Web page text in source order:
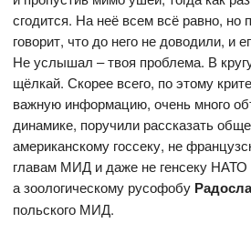
сгодится. На неё всем всё равно, но
говорит, что до него не доводили, и
Не услышал – твоя проблема. В
щёлкай. Скорее всего, по этому
важную информацию, очень много
динамике, поручили рассказать
американскому госсеку, не
главам МИД и даже не генсеку НАТО
а зоологическому русофобу
польского МИД.